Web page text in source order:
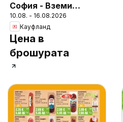
София - Вземи
повече, спести
повече
10.08. - 16.08.2026
Кауфланд
Цена в
брошурата